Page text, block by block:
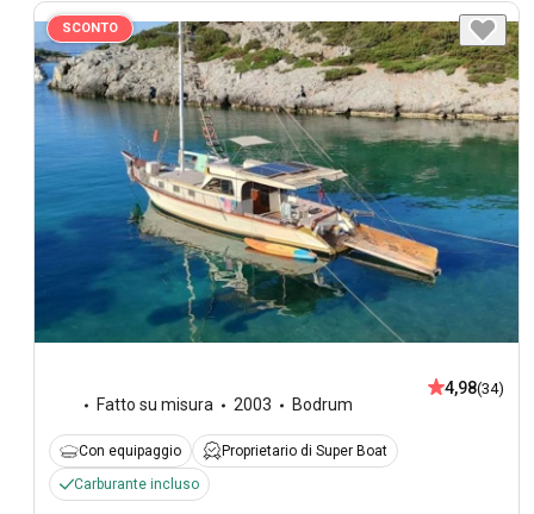
SCONTO
Fatto su misura 2003 Bodrum
4,98(34)
Con equipaggio
Proprietario di Super Boat
Carburante incluso